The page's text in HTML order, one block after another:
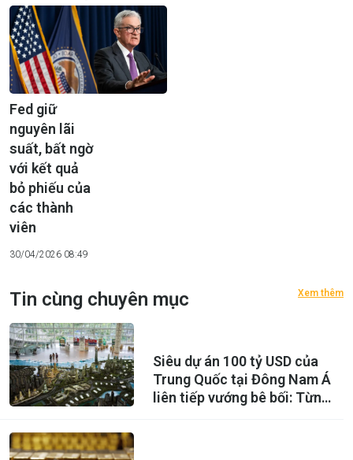
30/04/2026 08:49
Fed giữ
nguyên lãi
suất, bất ngờ
với kết quả
bỏ phiếu của
các thành
viên
Tin cùng chuyên mục Xem thêm
Siêu dự án 100 tỷ USD của
Trung Quốc tại Đông Nam Á
liên tiếp vướng bê bối: Từng